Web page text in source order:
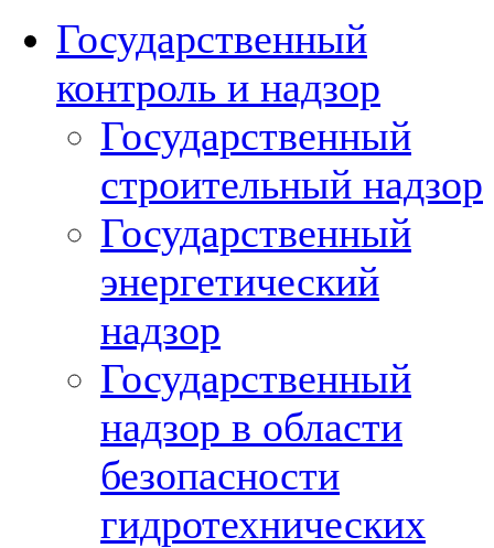
Государственный
контроль и надзор
Государственный
строительный надзор
Государственный
энергетический
надзор
Государственный
надзор в области
безопасности
гидротехнических